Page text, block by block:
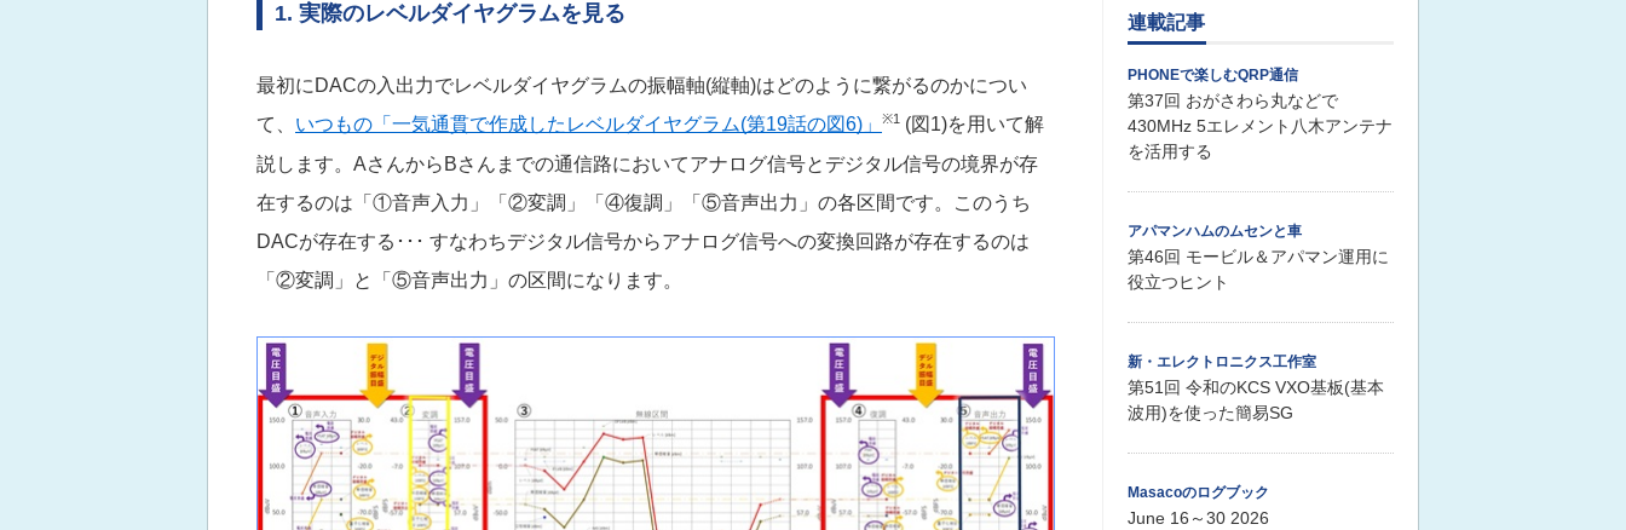
1. 実際のレベルダイヤグラムを見る
最初にDACの入出力でレベルダイヤグラムの振幅軸(縦軸)はどのように繋がるのかについ
て、 いつもの「一気通貫で作成したレベルダイヤグラム(第19話の図6)」 ※1
(図1)を用いて解
説します。AさんからBさんまでの通信路においてアナログ信号とデジタル信号の境界が存
在するのは「①音声入力」「②変調」「④復調」「⑤音声出力」の各区間です。このうち
DACが存在する･･･ すなわちデジタル信号からアナログ信号への変換回路が存在するのは
「②変調」と「⑤音声出力」の区間になります。
連載記事
PHONEで楽しむQRP通信
第37回 おがさわら丸などで
430MHz 5エレメント八木アンテナ
を活用する
アパマンハムのムセンと車
第46回 モービル＆アパマン運用に
役立つヒント
新・エレクトロニクス工作室
第51回 令和のKCS VXO基板(基本
波用)を使った簡易SG
Masacoのログブック
June 16～30 2026